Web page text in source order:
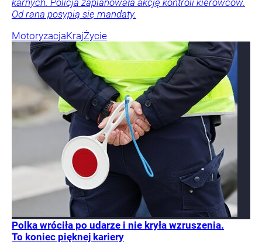
karnych. Policja zaplanowała akcję kontroli kierowców.
Od rana posypią się mandaty.
MotoryzacjaKrajŻycie
Polka wróciła po udarze i nie kryła wzruszenia.
To koniec pięknej kariery